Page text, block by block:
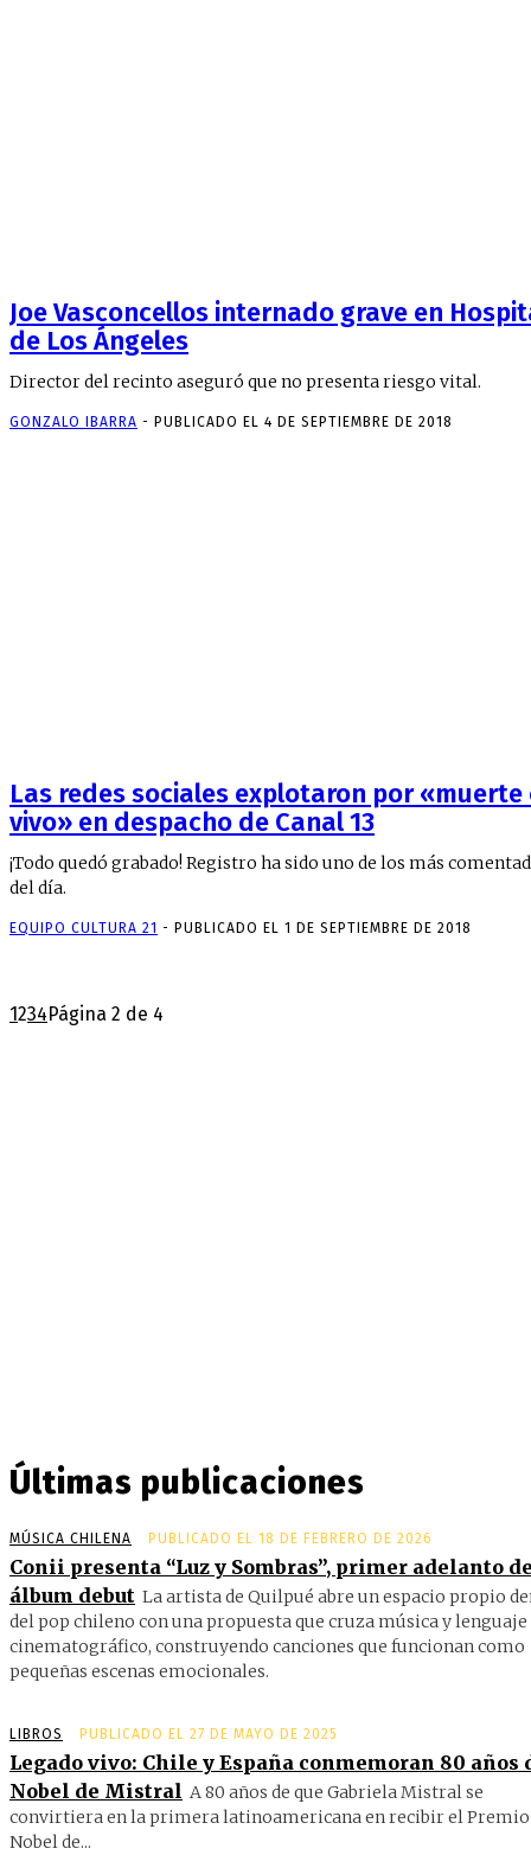
Joe Vasconcellos internado grave en
de Los Ángeles
Director del recinto aseguró que no presenta riesgo vital.
GONZALO IBARRA - PUBLICADO EL 4 DE SEPTIEMBRE DE 2018
Las redes sociales explotaron por «muerte
vivo» en despacho de Canal 13
¡Todo quedó grabado! Registro ha sido uno de los más
del día.
EQUIPO CULTURA 21 - PUBLICADO EL 1 DE SEPTIEMBRE DE 2018
1234Página 2 de 4
Últimas publicaciones
MÚSICA CHILENA PUBLICADO EL 18 DE FEBRERO DE 2026
Conii presenta “Luz y Sombras”, primer adelanto
álbum debut La artista de Quilpué abre un espacio propio
del pop chileno con una propuesta que cruza música y lenguaje
cinematográfico, construyendo canciones que funcionan como
pequeñas escenas emocionales.
LIBROS PUBLICADO EL 27 DE MAYO DE 2025
Legado vivo: Chile y España conmemoran 80 años
Nobel de Mistral A 80 años de que Gabriela Mistral se
convirtiera en la primera latinoamericana en recibir el Premio
Nobel de...